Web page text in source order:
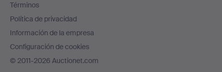
Términos
Política de privacidad
Información de la empresa
Configuración de cookies
© 2011-2026 Auctionet.com